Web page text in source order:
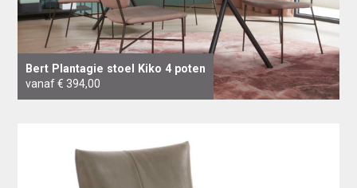
Bert Plantagie stoel Kiko 4 poten
vanaf € 394,00